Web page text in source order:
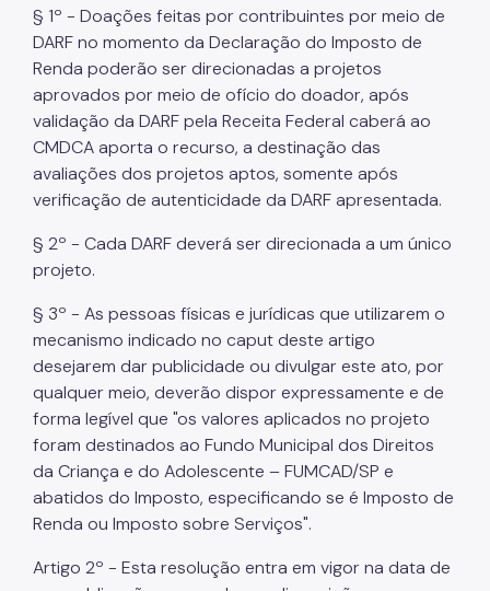
§ 1º - Doações feitas por contribuintes por meio de
DARF no momento da Declaração do Imposto de
Renda poderão ser direcionadas a projetos
aprovados por meio de ofício do doador, após
validação da DARF pela Receita Federal caberá ao
CMDCA aporta o recurso, a destinação das
avaliações dos projetos aptos, somente após
verificação de autenticidade da DARF apresentada.
§ 2º - Cada DARF deverá ser direcionada a um único
projeto.
§ 3º - As pessoas físicas e jurídicas que utilizarem o
mecanismo indicado no caput deste artigo
desejarem dar publicidade ou divulgar este ato, por
qualquer meio, deverão dispor expressamente e de
forma legível que "os valores aplicados no projeto
foram destinados ao Fundo Municipal dos Direitos
da Criança e do Adolescente – FUMCAD/SP e
abatidos do Imposto, especificando se é Imposto de
Renda ou Imposto sobre Serviços".
Artigo 2º - Esta resolução entra em vigor na data de